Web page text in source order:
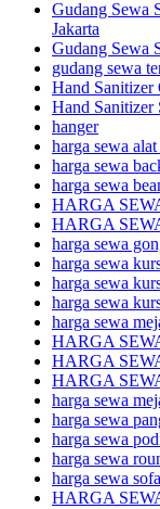
Gudang Sewa
Jakarta
Gudang Sewa
gudang sewa
Hand Sanitizer
Hand Sanitizer
hanger
harga sewa
harga sewa
harga sewa
HARGA
HARGA
harga sewa
harga sewa
harga sewa
harga sewa
harga sewa
HARGA
HARGA
HARGA
harga sewa
harga sewa
harga sewa
harga sewa
harga sewa sofa
HARGA